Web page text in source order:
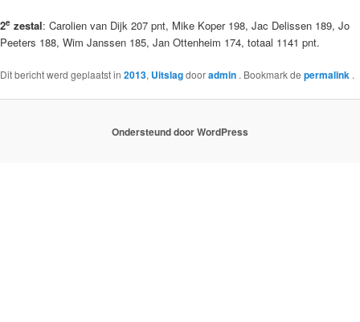
2e zestal: Carolien van Dijk 207 pnt, Mike Koper 198, Jac Delissen 189, Jo
Peeters 188, Wim Janssen 185, Jan Ottenheim 174, totaal 1141 pnt.
Dit bericht werd geplaatst in 2013, Uitslagdooradmin . Bookmark de permalink .
Ondersteund door WordPress